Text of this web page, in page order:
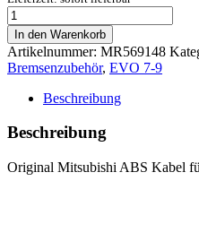
ABS
Kabel
vorne
rechts
-
Evo7-
Menge
In den Warenkorb
Artikelnummer: MR569148
Bremsenzubehör, EVO 7-9
Beschreibung
Beschreibung
Original Mitsubishi ABS Kabel